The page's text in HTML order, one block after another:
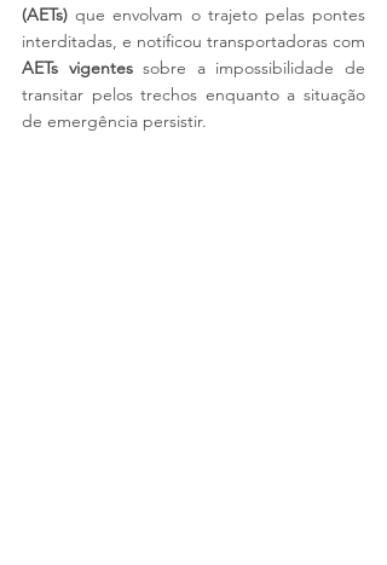
(AETs) que envolvam o trajeto pelas pontes
AETs vigentes sobre a impossibilidade de
transitar pelos trechos enquanto a situação
de emergência persistir.